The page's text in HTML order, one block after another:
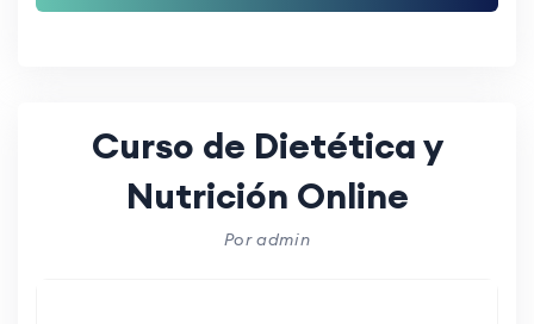
Curso de Dietética y
Nutrición Online
Por admin